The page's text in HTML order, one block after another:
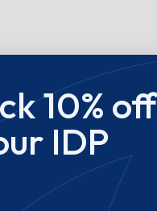
10% off
IDP